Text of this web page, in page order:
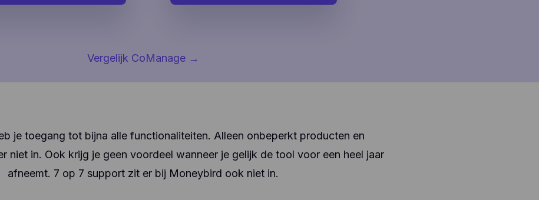
Vergelijk CoManage →
je toegang tot bijna alle functionaliteiten. Alleen onbeperkt producten en
niet in. Ook krijg je geen voordeel wanneer je gelijk de tool voor een heel jaar
afneemt. 7 op 7 support zit er bij Moneybird ook niet in.